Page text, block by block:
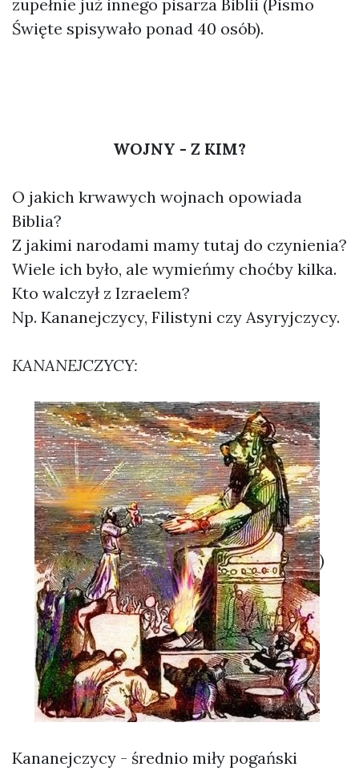
zupełnie już innego pisarza Biblii (Pismo
Święte spisywało ponad 40 osób).
WOJNY - Z KIM?
O jakich krwawych wojnach opowiada
Biblia?
Z jakimi narodami mamy tutaj do czynienia?
Wiele ich było, ale wymieńmy choćby kilka.
Kto walczył z Izraelem?
Np. Kananejczycy, Filistyni czy Asyryjczycy.
KANANEJCZYCY:
)
Kananejczycy - średnio miły pogański